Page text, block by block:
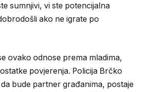
sumnjivi, vi ste potencijalna
ako ne igrate po
ovako odnose prema mladima,
povjerenja. Policija Brčko
bude partner građanima, postaje